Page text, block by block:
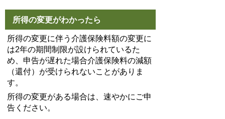
所得の変更がわかったら
所得の変更に伴う介護保険料額の変更に
は2年の期間制限が設けられているた
め、申告が遅れた場合介護保険料の減額
（還付）が受けられないことがありま
す。
所得の変更がある場合は、速やかにご申
告ください。